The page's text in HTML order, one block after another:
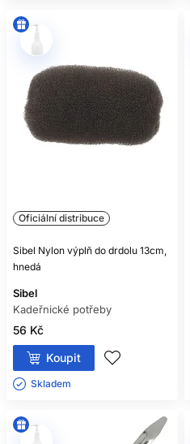
Oficiální distribuce
Sibel Nylon výplň do drdolu 13cm,
hnedá
Sibel
Kadeřnické potřeby
56 Kč
Koupit
Skladem ㅤ